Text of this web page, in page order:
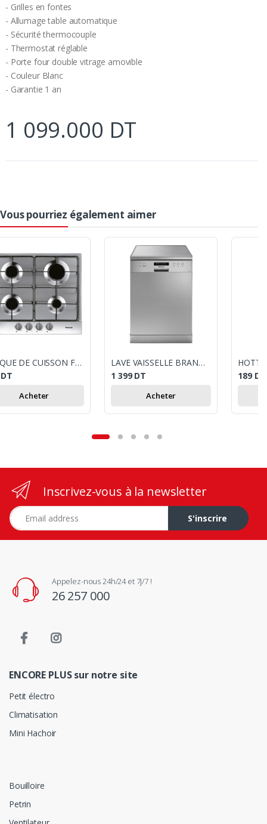
- Grilles en fontes
- Allumage table automatique
- Sécurité thermocouple
- Thermostat réglable
- Porte four double vitrage amovible
- Couleur Blanc
- Garantie 1 an
1 099.000 DT
Vous pourriez également aimer
PLAQUE DE CUISSON FOCUS F401X 4 FEUX 60 CM - INOX
DT
Acheter
LAVE VAISSELLE BRANDT LVC137S /13 COUVERTS / SILVER
1 399 DT
Acheter
189 DT
Inscrivez-vous à la newsletter
Adresse e-mail
S'inscrire
Appelez-nous 24h/24 et 7j/7 !
26 257 000
ENCORE PLUS sur notre site
Petit électro
Climatisation
Mini Hachoir
Bouilloire
Petrin